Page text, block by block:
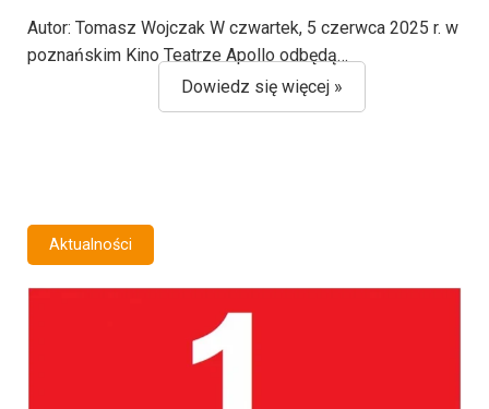
Autor: Tomasz Wojczak W czwartek, 5 czerwca 2025 r. w
poznańskim Kino Teatrze Apollo odbędą…
Dowiedz się więcej »
Aktualności